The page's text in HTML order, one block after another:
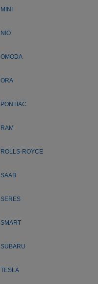
MINI
NIO
OMODA
ORA
PONTIAC
RAM
ROLLS-ROYCE
SAAB
SERES
SMART
SUBARU
TESLA